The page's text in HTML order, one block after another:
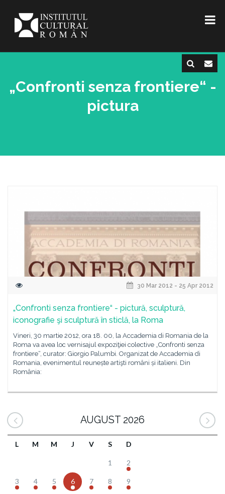
„Confronti senza frontiere“ -
pictura
30 Mar 2012 - 25 Apr 2012
„Confronti senza frontiere“ - pictură, sculptură,
iconografie şi sculptură în sticlă, la Roma
Vineri, 30 martie 2012, ora 18. 00, la Accademia di Romania de la
Roma va avea loc vernisajul expoziţiei colective „Confronti senza
frontiere“, curator: Giorgio Palumbi. Organizat de Accademia di
Romania, evenimentul reunește artişti români și italieni. Din
România:
AUGUST 2026
L M M J V S D
1 2
3 4 5 6 7 8 9